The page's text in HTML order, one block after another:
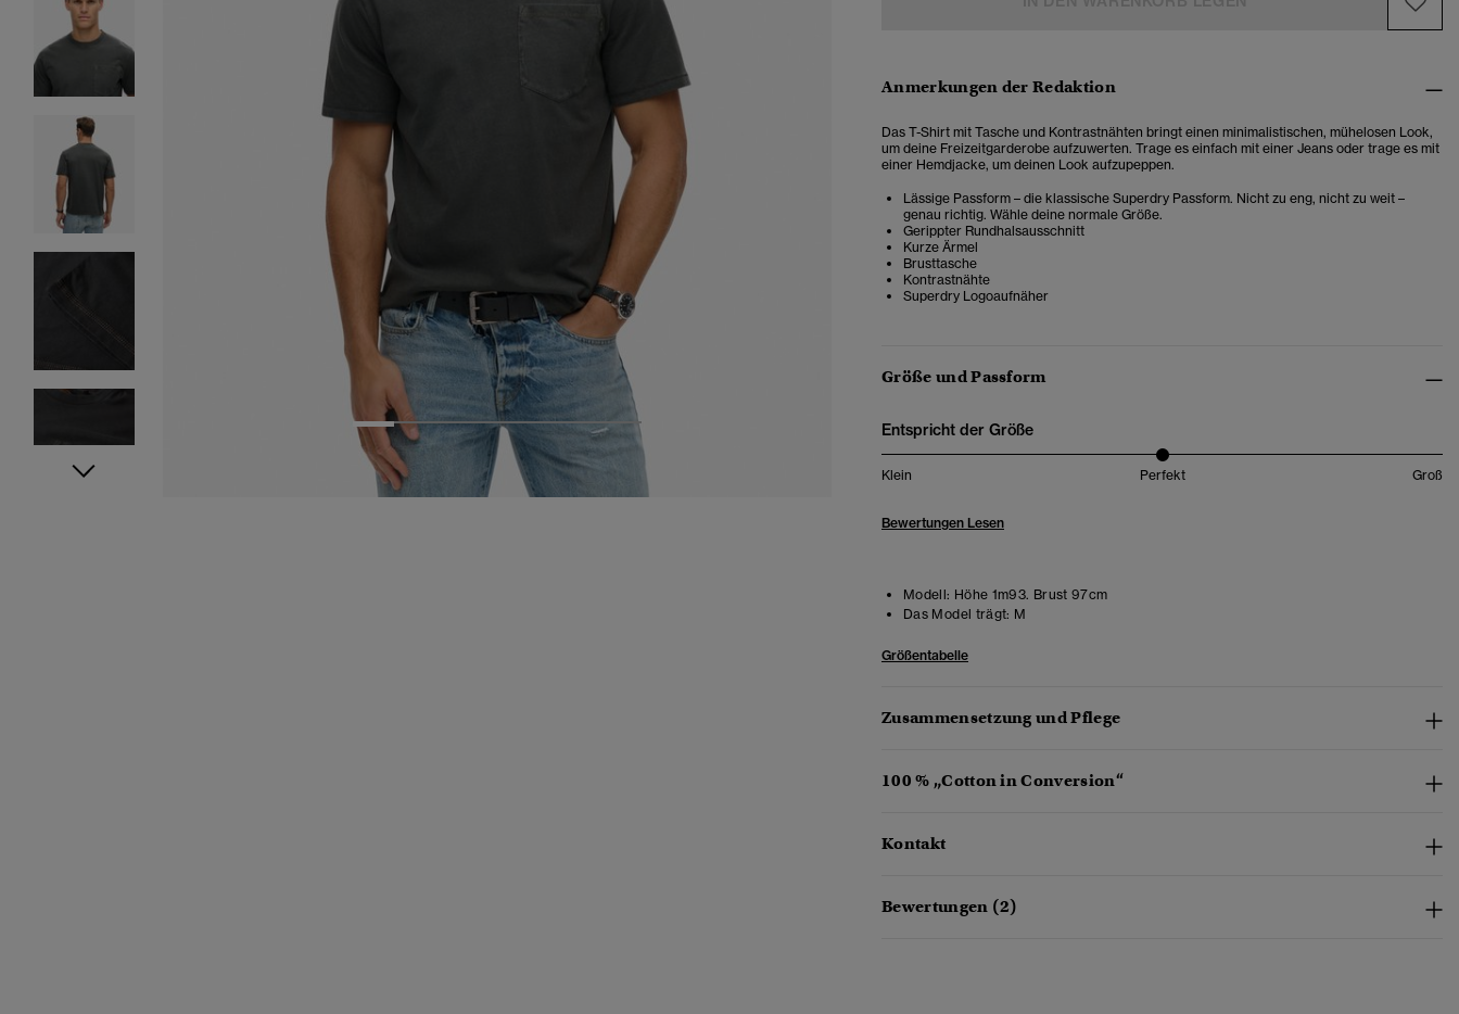
2 3 4
Anmerkungen der Redaktion
Das T-Shirt mit Tasche und Kontrastnähten bringt einen minimalistischen, mühelosen Look,
um deine Freizeitgarderobe aufzuwerten. Trage es einfach mit einer Jeans oder trage es mit
einer Hemdjacke, um deinen Look aufzupeppen.
Lässige Passform – die klassische Superdry Passform. Nicht zu eng, nicht zu weit –
genau richtig. Wähle deine normale Größe.
Gerippter Rundhalsausschnitt
Kurze Ärmel
Brusttasche
Kontrastnähte
Superdry Logoaufnäher
Größe und Passform
Entspricht der Größe
Klein Perfekt Groß
Bewertungen Lesen
Modell: Höhe 1m93. Brust 97cm
Das Model trägt: M
Größentabelle
Zusammensetzung und Pflege
100 % „Cotton in Conversion“
Kontakt
Bewertungen (2)